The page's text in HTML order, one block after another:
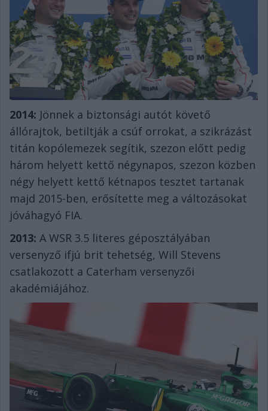
2014: Jönnek a biztonsági autót követő
állórajtok, betiltják a csúf orrokat, a szikrázást
titán kopólemezek segítik, szezon előtt pedig
három helyett kettő négynapos, szezon közben
négy helyett kettő kétnapos tesztet tartanak
majd 2015-ben, erősítette meg a változásokat
jóváhagyó FIA.
2013: A WSR 3.5 literes géposztályában
versenyző ifjú brit tehetség, Will Stevens
csatlakozott a Caterham versenyzői
akadémiájához.